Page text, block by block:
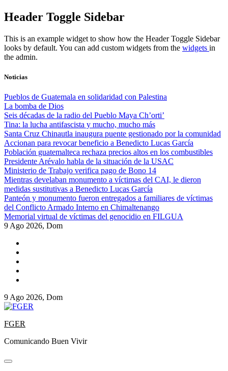
Skip
to
Header Toggle Sidebar
This is an example widget to show how the Header Toggle Sidebar
looks by default. You can add custom widgets from the widgets in
the admin.
Noticias
Pueblos de Guatemala en solidaridad con Palestina
La bomba de Dios
Seis décadas de la radio del Pueblo Maya Ch’orti’
Tina: la lucha antifascista y mucho, mucho más
Santa Cruz Chinautla inaugura puente gestionado por la comunidad
Accionan para revocar beneficio a Benedicto Lucas García
Población guatemalteca rechaza precios altos en los combustibles
Presidente Arévalo habla de la situación de la USAC
Ministerio de Trabajo verifica pago de Bono 14
Mientras develaban monumento a víctimas del CAI, le dieron
medidas sustitutivas a Benedicto Lucas García
Panteón y monumento fueron entregados a familiares de víctimas
del Conflicto Armado Interno en Chimaltenango
Memorial virtual de víctimas del genocidio en FILGUA
9 Ago 2026, Dom
9 Ago 2026, Dom
FGER
Comunicando Buen Vivir